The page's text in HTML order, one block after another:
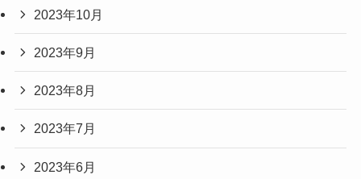
2023年10月
2023年9月
2023年8月
2023年7月
2023年6月